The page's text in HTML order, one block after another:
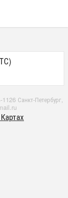
Санкт-Петербург,